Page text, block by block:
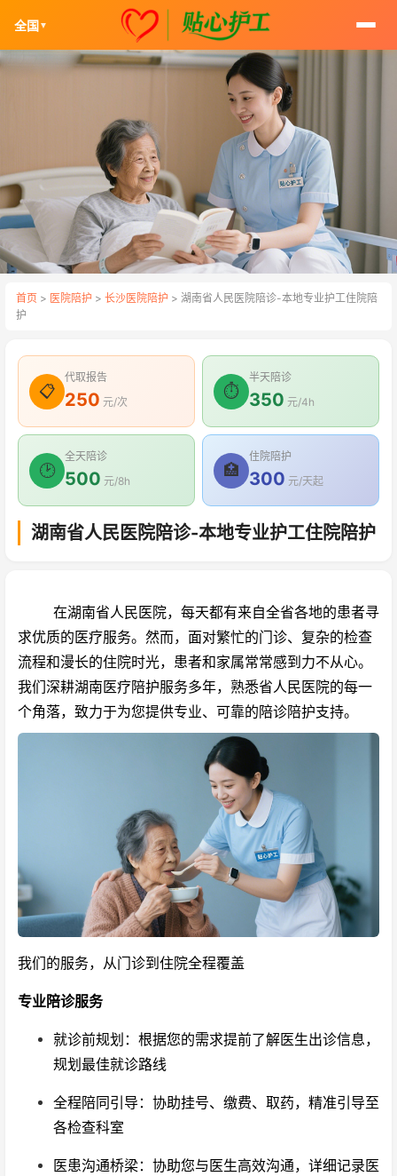
全国 ▼
首页 > 医院陪护 > 长沙医院陪护 > 湖南省人民医院陪诊-本地专业护工住院陪
护
📋
代取报告
250 元/次
⏱
半天陪诊
350 元/4h
🕑
全天陪诊
500 元/8h
🏥
住院陪护
300 元/天起
湖南省人民医院陪诊-本地专业护工住院陪护
在湖南省人民医院，每天都有来自全省各地的患者寻
求优质的医疗服务。然而，面对繁忙的门诊、复杂的检查
流程和漫长的住院时光，患者和家属常常感到力不从心。
我们深耕湖南医疗陪护服务多年，熟悉省人民医院的每一
个角落，致力于为您提供专业、可靠的陪诊陪护支持。
我们的服务，从门诊到住院全程覆盖
专业陪诊服务
就诊前规划：根据您的需求提前了解医生出诊信息，
规划最佳就诊路线
全程陪同引导：协助挂号、缴费、取药，精准引导至
各检查科室
医患沟通桥梁：协助您与医生高效沟通，详细记录医